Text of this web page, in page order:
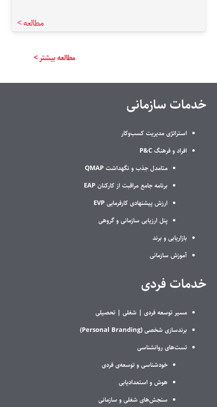
مطالعه >
مطالعه بیشتر >
خدمات سازمانی
استراتژی مدیریت کسب‌وکار
افراد و فرهنگ P&C
متامدل جذب و نگهداشت QMAP
برنامه جامع مراقبت از کارکنان EAP
ارزش پیشنهادی کارفرمایی EVP
پنل ارزیابی سازمانی و گروهی
بازاریابی و برند
آموزش سازمانی
خدمات فردی
مسیر توسعه فردی | شغلی |تحصیلی
برندسازی شخصی (Personal Branding)
تست‌های روانشناسی
خودشناسی و توسعه‌ی فردی
هوش و استعدادیابی
سنجش‌های شغلی و سازمانی